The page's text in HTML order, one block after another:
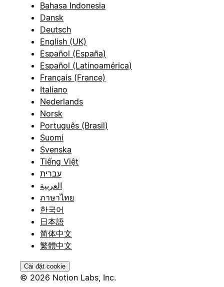
Bahasa Indonesia
Dansk
Deutsch
English (UK)
Español (España)
Español (Latinoamérica)
Français (France)
Italiano
Nederlands
Norsk
Português (Brasil)
Suomi
Svenska
Tiếng Việt
עברית
العربية
ภาษาไทย
한국어
日本語
简体中文
繁體中文
Cài đặt cookie
© 2026 Notion Labs, Inc.